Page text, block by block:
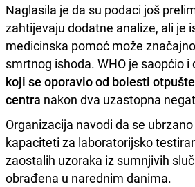
Naglasila je da su podaci još
zahtijevaju dodatne analize, ali je
medicinska pomoć može
smrtnog ishoda. WHO je saopćio i
koji se oporavio od bolesti
centra nakon dva uzastopna
Organizacija navodi da se
kapaciteti za laboratorijsko
zaostalih uzoraka iz sumnjivih
obrađena u narednim danima.